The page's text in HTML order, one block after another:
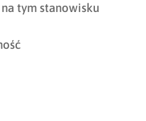
tym stanowisku